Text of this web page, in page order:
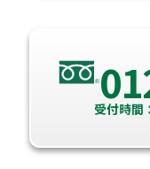
受付時間